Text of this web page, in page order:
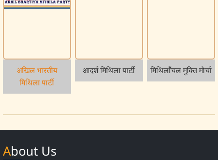
अखिल भारतीय
मिथिला पार्टी
आदर्श मिथिला पार्टी मिथिलाँचल मुक्ति मोर्चा
About Us